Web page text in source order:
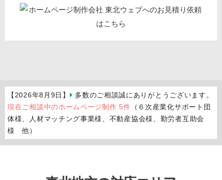
【2026年8月9日】
多数のご相談誠にありがとうございます。
現在ご相談中のホームページ制作 5件 （６次産業化サポート団
体様、人材マッチング事業様、不動産協会様、勤労者互助会
様 他）